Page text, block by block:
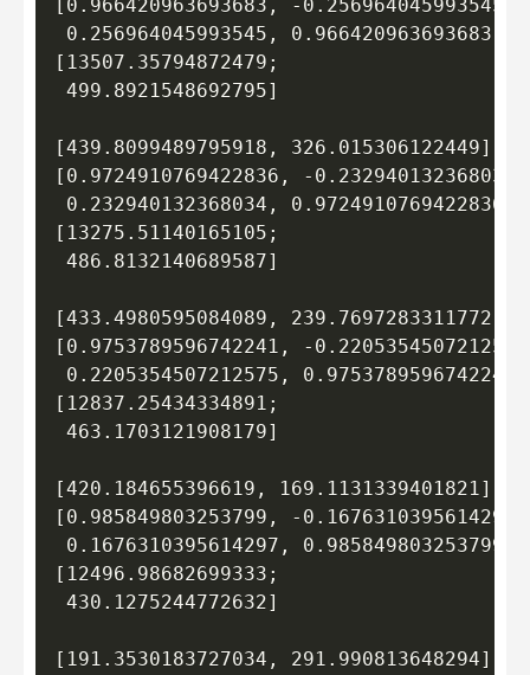
[0.966420963693683, -0.256964045993545;
0.256964045993545, 0.966420963693683]
[13507.35794872479;
499.8921548692795]
[439.8099489795918, 326.015306122449]
[0.9724910769422836, -0.232940132368034;
0.232940132368034, 0.9724910769422836]
[13275.51140165105;
486.8132140689587]
[433.4980595084089, 239.7697283311772]
[0.9753789596742241, -
0.2205354507212575, 0.9753789596742241]
[12837.25434334891;
463.1703121908179]
[420.184655396619, 169.1131339401821]
[0.985849803253799, -0.1676310395614297;
0.1676310395614297, 0.985849803253799]
[12496.98682699333;
430.1275244772632]
[191.3530183727034, 291.990813648294]